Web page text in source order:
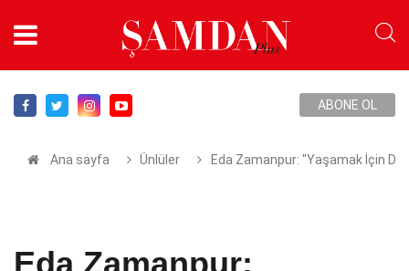
ABONE OL
Ana sayfa Ünlüler Eda Zamanpur: "Yaşamak İçin
Eda Zamanpur: